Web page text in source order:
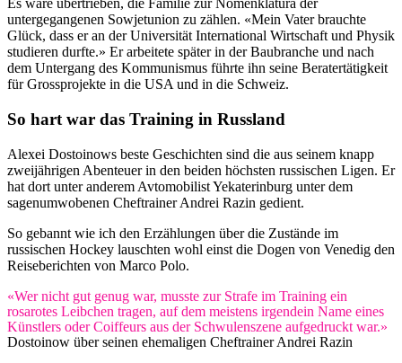
Es wäre übertrieben, die Familie zur Nomenklatura der
untergegangenen Sowjetunion zu zählen. «Mein Vater brauchte
Glück, dass er an der Universität International Wirtschaft und Physik
studieren durfte.» Er arbeitete später in der Baubranche und nach
dem Untergang des Kommunismus führte ihn seine Beratertätigkeit
für Grossprojekte in die USA und in die Schweiz.
So hart war das Training in Russland
Alexei Dostoinows beste Geschichten sind die aus seinem knapp
zweijährigen Abenteuer in den beiden höchsten russischen Ligen. Er
hat dort unter anderem Avtomobilist Yekaterinburg unter dem
sagenumwobenen Cheftrainer Andrei Razin gedient.
So gebannt wie ich den Erzählungen über die Zustände im
russischen Hockey lauschten wohl einst die Dogen von Venedig den
Reiseberichten von Marco Polo.
«Wer nicht gut genug war, musste zur Strafe im Training ein
rosarotes Leibchen tragen, auf dem meistens irgendein Name eines
Künstlers oder Coiffeurs aus der Schwulenszene aufgedruckt war.»
Dostoinow über seinen ehemaligen Cheftrainer Andrei Razin